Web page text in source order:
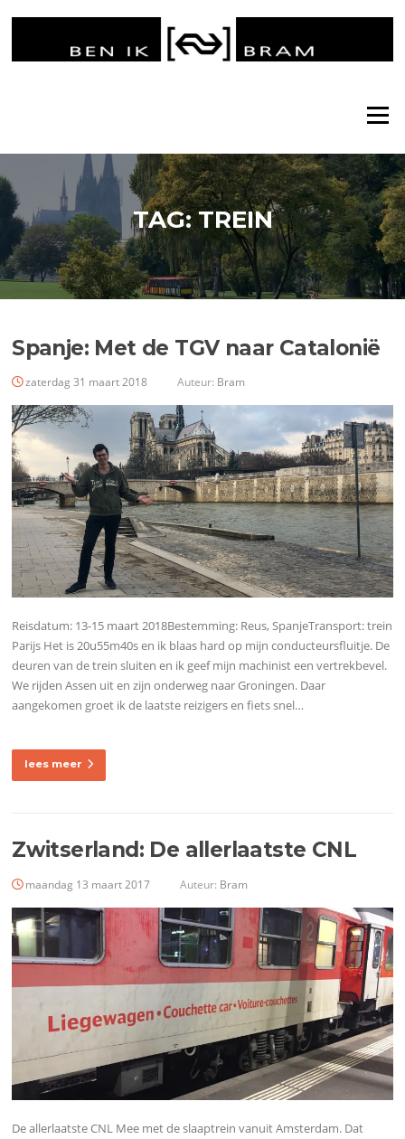
Menu
TAG:TREIN
Spanje: Met de TGV naar Catalonië
zaterdag 31 maart 2018 Auteur: Bram
Reisdatum: 13-15 maart 2018Bestemming: Reus, SpanjeTransport: trein
Parijs Het is 20u55m40s en ik blaas hard op mijn conducteursfluitje. De
deuren van de trein sluiten en ik geef mijn machinist een vertrekbevel.
We rijden Assen uit en zijn onderweg naar Groningen. Daar
aangekomen groet ik de laatste reizigers en fiets snel…
lees meer
Zwitserland: De allerlaatste CNL
maandag 13 maart 2017 Auteur: Bram
De allerlaatste CNL Mee met de slaaptrein vanuit Amsterdam. Dat